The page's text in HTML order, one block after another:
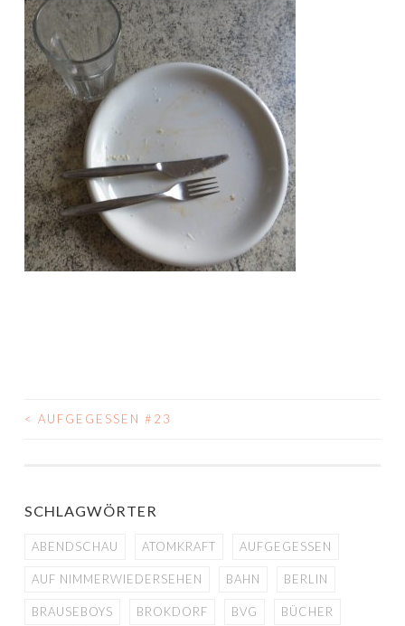
BEITRAGS-
< AUFGEGESSEN #23
SCHLAGWÖRTER
ABENDSCHAU ATOMKRAFT AUFGEGESSEN
AUF NIMMERWIEDERSEHEN BAHN BERLIN
BRAUSEBOYS BROKDORF BVG BÜCHER